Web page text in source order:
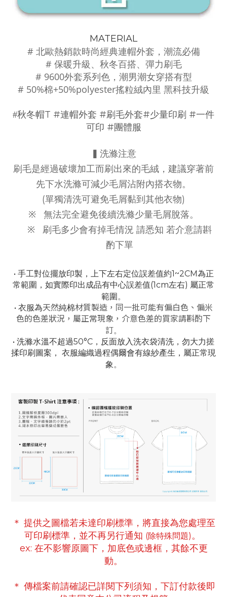
MATERIAL
# 北歐熱銷款時尚經典連帽外套，潮流必備
# 保暖升級、秋冬百搭、彈力刷毛
# 9600外套系列色，潮男潮女穿搭有型
# 50%棉+50%polyester搖粒絨內里 黑科技升級
#秋冬帽T #連帽外套 #刷毛外套#少量印刷 #一件
可印 # 團體服
▍洗滌注意
刷毛是經過破壞加工而刷出來的毛絨，建議穿著前
先下水洗滌可減少毛屑沾附內搭衣物。
(單獨清洗可避免毛屑黏到其他衣物)
※
無法完全避免後續洗滌少量毛屑脫落。
※
刷毛多少會有掉毛情況 請悉知 若介意請斟
酌下單
• 手工對位擺放印製，上下左右定位誤差值約1~2CM為正
常範圍， 如實際印出成品有中心誤差值(1cm左右) 屬正常
範圍。
• 衣服為天然純棉材質製造，同一批可能有偏白色、偏米
色的色差狀況，屬正常現象，介意色差的買家請斟酌下
訂。
• 洗滌水溫不超過50°C，反面放入洗衣袋清洗，勿大力搓
揉印刷圖案， 衣服編織過程偶爾會有線紗產生，屬正常現
象。
＊ 提供之圖檔若未達印刷標準，將直接為您處理至
可印刷標準，並不再另行通知 (除特殊問題)。
ex: 在不影響原圖下， 加底色或邊框， 其餘不更
動。
＊ 傳檔案前請確認已詳閱下列須知，下訂付款後即